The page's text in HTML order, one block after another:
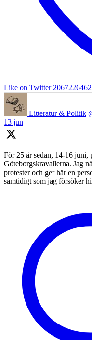
Like on Twitter
Litteratur & Politik
13 jun
För 25 år sedan, 14-16 juni,
Göteborgskravallerna. Jag
protester och ger här en
samtidigt som jag försöker